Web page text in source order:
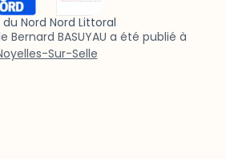
du Nord Nord Littoral
Bernard BASUYAU a été publié à
Sur-Selle